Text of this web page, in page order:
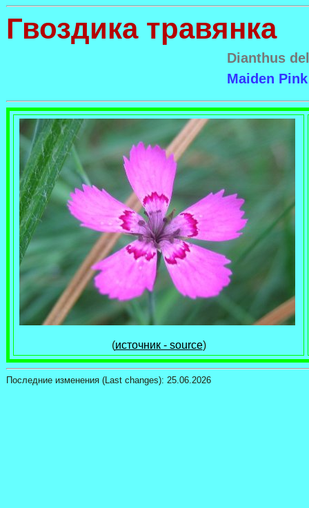
Гвоздика травянка
Dianthus
Maiden Pink
(источник - source)
Последние изменения (Last changes): 25.06.2026